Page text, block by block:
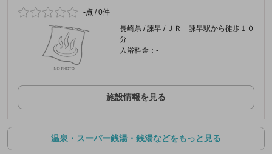
-点 /0件
長崎県 / 諫早 / ＪＲ 諫早駅から徒歩１０
分
入浴料金：-
施設情報を見る
温泉・スーパー銭湯・銭湯などをもっと見る